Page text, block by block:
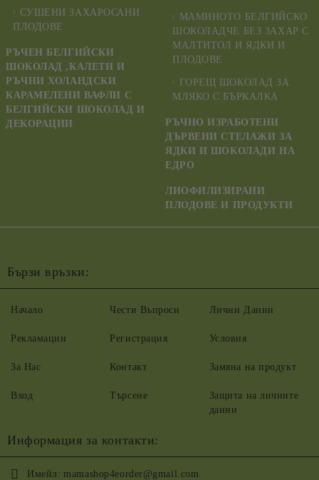
СУШЕНИ ЗАХАРОСАНИ
ПЛОДОВЕ
РЪЧЕН БЕЛГИЙСКИ
ШОКОЛАД ,КАЛЕТИ И
РЪЧНИ ХОЛАНДСКИ
КАРАМЕЛЕНИ ВАФЛИ С
БЕЛГИЙСКИ ШОКОЛАД И
ДЕКОРАЦИИ
МАМИНОТО БЕЛГИЙСКО
ШОКОЛАДЧЕ БЕЗ ЗАХАР С
МАЛТИТОЛ И ЯДКИ И
ПЛОДОВЕ
ГОРЕЩ ШОКОЛАД ЗА
МЛЯКО С БЪРКАЛКА
РЪЧНО ИЗРАБОТЕНИ
ДЪРВЕНИ СТЕЛАЖИ ЗА
ЯДКИ И ШОКОЛАДИ НА
ЕДРО
ЛИОФИЛИЗИРАНИ
ПЛОДОВЕ И ПРОДУКТИ
Бързи връзки:
Начало
Рекламации
За Нас
Вход
Чести Въпроси
Регистрация
Контакт
Търсене
Лични Данни
Условия
Замяна на продукт
Защита на личните
данни
Информация за контакти:
Имейл: mamashop4eorder@gmail.com